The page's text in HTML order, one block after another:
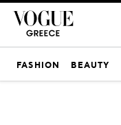
FASHION BEAUTY